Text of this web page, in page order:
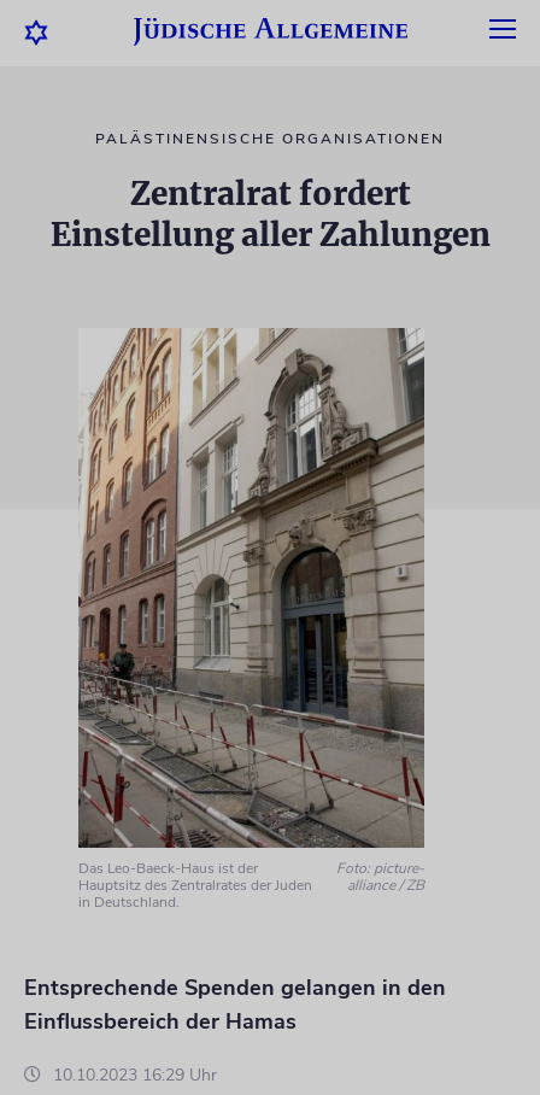
PALÄSTINENSISCHE ORGANISATIONEN
Zentralrat fordert
Einstellung aller Zahlungen
Das Leo-Baeck-Haus ist der
Hauptsitz des Zentralrates der Juden
in Deutschland.
Foto: picture-
alliance / ZB
Entsprechende Spenden gelangen in den
Einflussbereich der Hamas
10.10.2023 16:29 Uhr